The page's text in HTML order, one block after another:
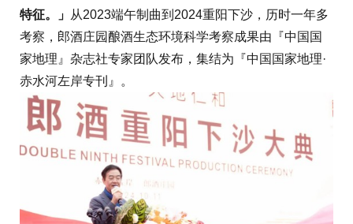
特征。」 从2023端午制曲到2024重阳下沙，历时一年多
考察，郎酒庄园酿酒生态环境科学考察成果由『中国国
家地理』杂志社专家团队发布，集结为『中国国家地理·
赤水河左岸专刊』。